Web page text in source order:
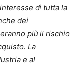
di tutta la
dei
più il rischio
La
e al